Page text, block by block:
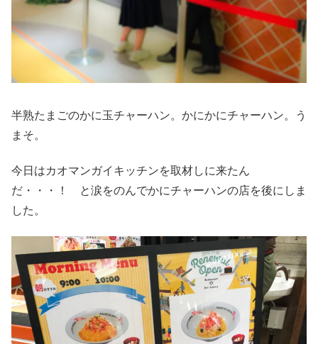
半熟たまごのかに玉チャーハン。かにかにチャーハン。う
まそ。
今日はカオマンガイキッチンを取材しに来たん
だ・・・！ と涙をのんでかにチャーハンの店を後にしま
した。